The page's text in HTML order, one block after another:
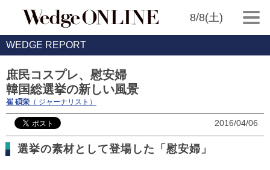
8/8(土)
WEDGE REPORT
庶民コスプレ、慰安婦
韓国総選挙の新しい風景
崔 碩栄 （ ジャーナリスト）
2016/04/06
選挙の素材として登場した「慰安婦」